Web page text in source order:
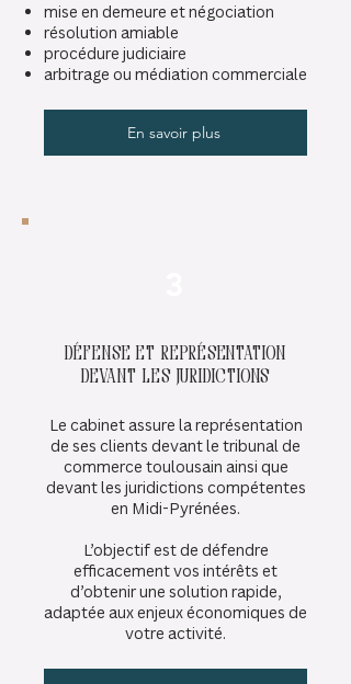
mise en demeure et négociation
résolution amiable
procédure judiciaire
arbitrage ou médiation commerciale
En savoir plus
Défense et représentation
devant les juridictions
Le cabinet assure la représentation
de ses clients devant le tribunal de
commerce toulousain ainsi que
devant les juridictions compétentes
en Midi-Pyrénées.
L’objectif est de défendre
efficacement vos intérêts et
d’obtenir une solution rapide,
adaptée aux enjeux économiques de
votre activité.